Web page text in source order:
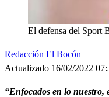
El defensa del Sport
Redacción El Bocón
Actualizado 16/02/2022
“Enfocados en lo nuestro,